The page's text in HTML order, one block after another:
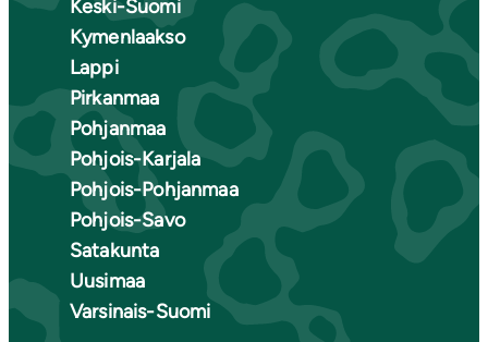
Keski-Suomi
Kymenlaakso
Lappi
Pirkanmaa
Pohjanmaa
Pohjois-Karjala
Pohjois-Pohjanmaa
Pohjois-Savo
Satakunta
Uusimaa
Varsinais-Suomi